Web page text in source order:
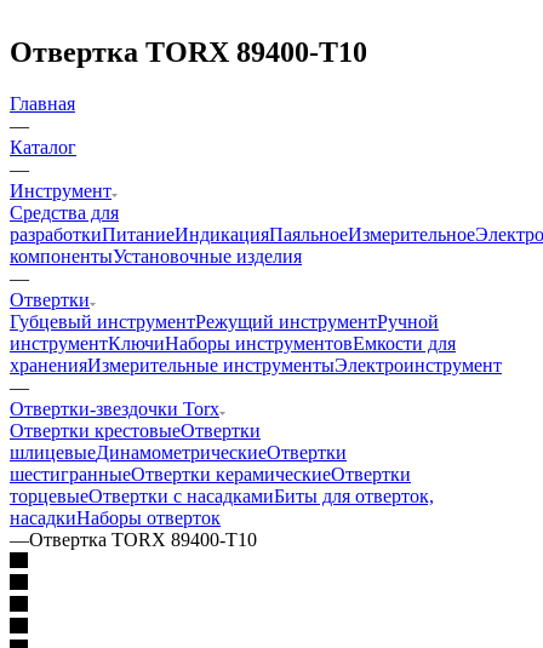
Отвертка TORX 89400-T10
Главная
—
Каталог
—
Инструмент
Средства для
разработкиПитаниеИндикацияПаяльноеИзмерительное
компонентыУстановочные изделия
—
Отвертки
Губцевый инструментРежущий инструментРучной
инструментКлючиНаборы инструментовЕмкости для
храненияИзмерительные инструментыЭлектроинструмент
—
Отвертки-звездочки Torx
Отвертки крестовыеОтвертки
шлицевыеДинамометрическиеОтвертки
шестигранныеОтвертки керамическиеОтвертки
торцевыеОтвертки с насадкамиБиты для отверток,
насадкиНаборы отверток
—Отвертка TORX 89400-T10